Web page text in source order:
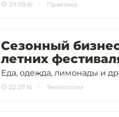
29.09.16 Практика
Сезонный
летних
Еда, одежда, лимонады и
22.07.16 Технологии